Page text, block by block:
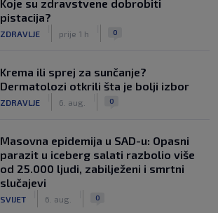
Koje su zdravstvene dobrobiti
pistacija?
ZDRAVLJE prije 1 h 0
Krema ili sprej za sunčanje?
Dermatolozi otkrili šta je bolji izbor
ZDRAVLJE 6. aug. 0
Masovna epidemija u SAD-u: Opasni
parazit u iceberg salati razbolio više
od 25.000 ljudi, zabilježeni i smrtni
slučajevi
SVIJET 6. aug. 0